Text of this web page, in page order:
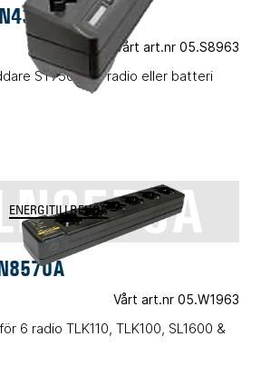
Vårt art.nr 05.S8963
ST7500 för radio eller batteri
ENERGITILLBEHÖR
Vårt art.nr 05.W1963
6 radio TLK110, TLK100, SL1600 &